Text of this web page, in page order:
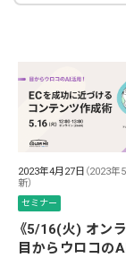
2023年4月27日 （2023
新）
セミナー
《5/16(火) オン
目からウロコの